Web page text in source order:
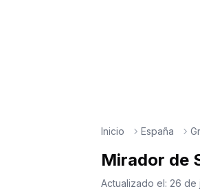
Inicio España
Mirador de
Actualizado el: 26 de